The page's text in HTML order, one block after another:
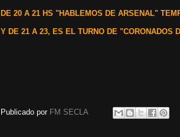
DE 20 A 21 HS "HABLEMOS DE ARSENAL"
Y DE 21 A 23, ES EL TURNO DE "CORONADOS
Publicado por FM SECLA